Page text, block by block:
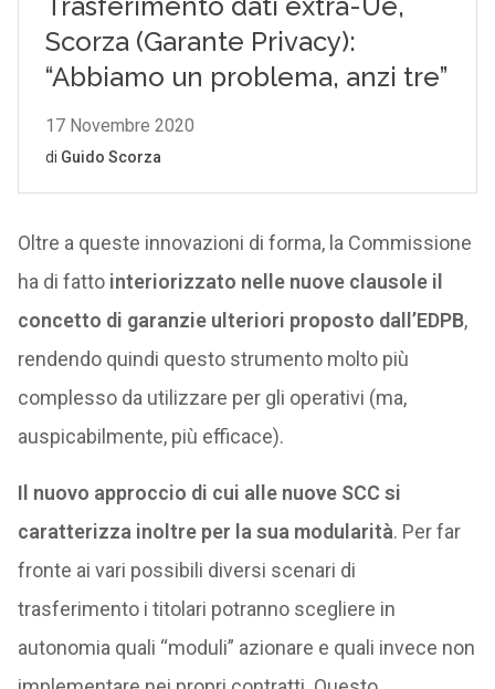
Oltre a queste innovazioni di forma, la Commissione
ha di fatto interiorizzato nelle nuove clausole il
concetto di garanzie ulteriori proposto dall’EDPB,
rendendo quindi questo strumento molto più
complesso da utilizzare per gli operativi (ma,
auspicabilmente, più efficace).
Il nuovo approccio di cui alle nuove SCC si
caratterizza inoltre per la sua modularità. Per far
fronte ai vari possibili diversi scenari di
trasferimento i titolari potranno scegliere in
autonomia quali “moduli” azionare e quali invece non